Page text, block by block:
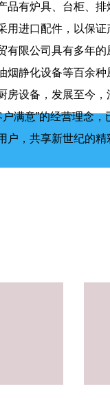
品有炉具、台柜、
用进口配件，以保
限公司具有多年的
烟静化设备等百余
房设备，发展至今
意”的经营理念，
户，共享新世纪的精